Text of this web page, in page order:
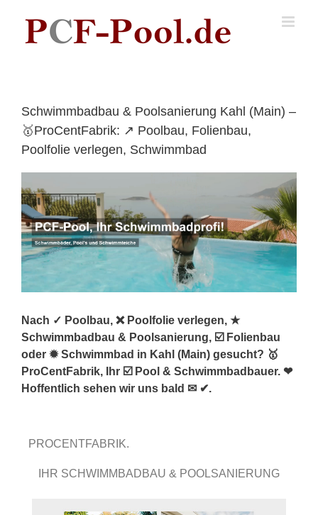
content
Schwimmbadbau & Poolsanierung Kahl (Main) –
🥇ProCentFabrik: ↗️ Poolbau, Folienbau,
Poolfolie verlegen, Schwimmbad
Nach ✓ Poolbau, ❌ Poolfolie verlegen, ★
Schwimmbadbau & Poolsanierung, ☑️ Folienbau
oder ✹ Schwimmbad in Kahl (Main) gesucht? 🥇
ProCentFabrik, Ihr ☑️ Pool & Schwimmbadbauer. ❤
Hoffentlich sehen wir uns bald ✉ ✔.
PROCENTFABRIK.
IHR SCHWIMMBADBAU & POOLSANIERUNG